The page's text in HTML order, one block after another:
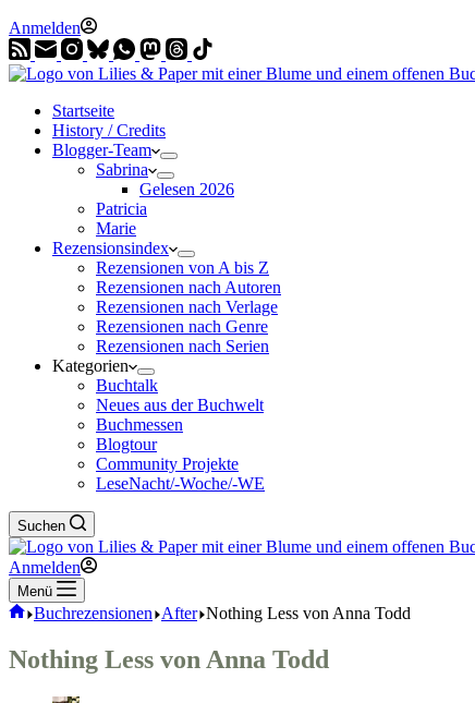
Anmelden
Startseite
History / Credits
Blogger-Team
Sabrina
Gelesen 2026
Patricia
Marie
Rezensionsindex
Rezensionen von A bis Z
Rezensionen nach Autoren
Rezensionen nach Verlage
Rezensionen nach Genre
Rezensionen nach Serien
Kategorien
Buchtalk
Neues aus der Buchwelt
Buchmessen
Blogtour
Community Projekte
LeseNacht/-Woche/-WE
Suchen
Anmelden
Menü
Start
Buchrezensionen After Nothing Less von Anna Todd
Nothing Less von Anna Todd